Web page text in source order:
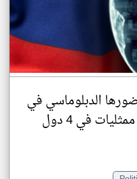
الدبلوماسي في
إفريقيا بافتتاح ممثليات في 4 دول